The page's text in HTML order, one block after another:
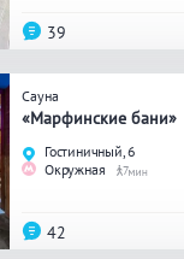
Купель
39
Сауна
«Марфинские бани»
Гостиничный, 6
Окружная
7
42